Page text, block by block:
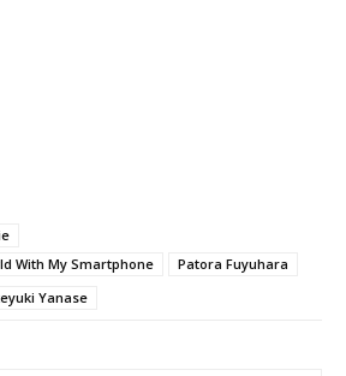
With My Smartphone
Patora Fuyuhara
Yanase